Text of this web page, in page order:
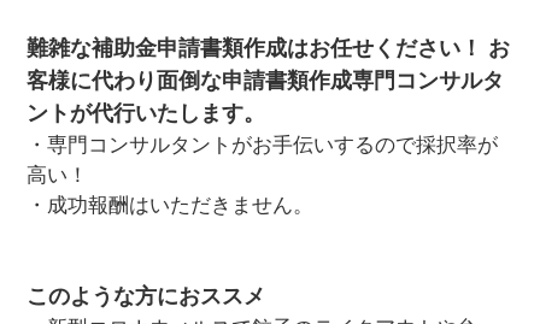
難雑な補助金申請書類作成はお任せください！ お
客様に代わり面倒な申請書類作成専門コンサルタ
ントが代行いたします。
・専門コンサルタントがお手伝いするので採択率が
高い！
・成功報酬はいただきません。
このような方におススメ